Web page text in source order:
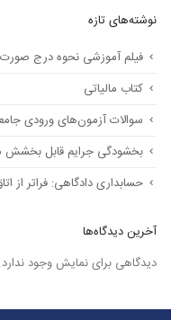
نوشته‌های تازه
فیلم آموزشی نحوه درج
کتاب مالیاتی
سوالات آزمون‌های ورودی
بخشودگی جرایم قابل بخشش
حسابداری دادگاهی: فراتر از
آخرین دیدگاه‌ها
دیدگاهی برای نمایش وجود ندارد.